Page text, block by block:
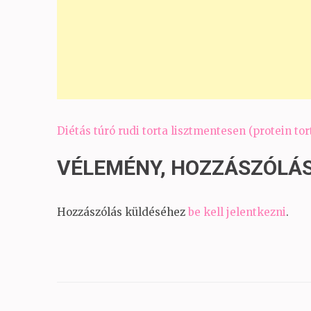
Bejegyzés
Diétás túró rudi torta lisztmentesen (protein
VÉLEMÉNY,
Hozzászólás küldéséhez be kell jelentkezni.